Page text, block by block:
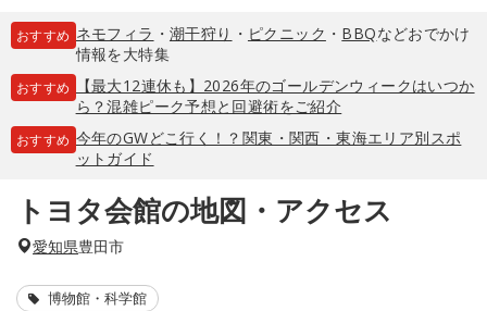
おすすめ ネモフィラ ・ 潮干狩り ・ ピクニック ・ BBQなどおでかけ
情報を大特集
おすすめ
【最大12連休も】2026年のゴールデンウィークはいつか
ら？混雑ピーク予想と回避術をご紹介
おすすめ 今年のGWどこ行く！？関東・関西・東海エリア別スポ
ットガイド
トヨタ会館の地図・アクセス
愛知県豊田市
博物館・科学館